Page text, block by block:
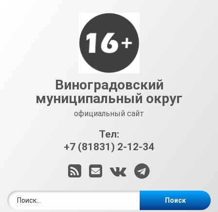
Виноградовский
муниципальный округ
официальный сайт
Тел:
+7 (81831) 2-12-34
RSSE-mailВКонтакте
Telegram